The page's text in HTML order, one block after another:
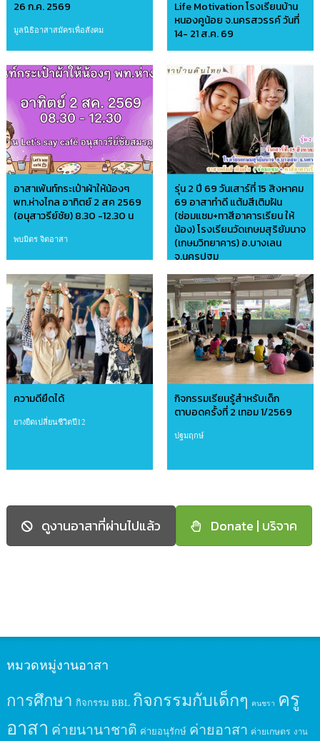
26 ก.ค. 2569
มูลนิธิอาสาสมัครเพื่อสังคม
Life Motivation โรงเรียนบ้าน
หนองคูน้อย จ.นครสวรรค์ วันที่
14- 21 ส.ค. 69
อาสาเพ้นท์กระเป๋าผ้าให้น้องๆ
พท.ห่างไกล อาทิตย์ 2 สค 2569
(อนุสาวรีย์ชัย) 8.30 -12.30 น
พบมิตร จิตอาสา
รุ่น 2 ปี 69 วันเสาร์ที่ 15 สิงหาคม
69 อาสาทำดี แต้มสีเติมฝัน
(ซ่อมแซม+ทาสีอาคารเรียน ให้
น้อง) โรงเรียนวัดเกษมสุริยัมนาจ
(เกษมวิทยาคาร) อ.บางเลน
จ.นครปฐม
อาสาบ้านดินไทย
ความดียืดได้
ยางยืดเปลี่ยนชีวิตปี12
กิจกรรมเรียนรู้สำหรับเด็ก
ตาบอดครั้งที่ 2 เทอม 1/2569
ปฐมฤกษ์
ดูงานอาสาที่ผ่านไปแล้ว Donate | บริจาค
หมวดหมู่งานอาสา
การศึกษา กิจกรรม BBL กิจกรรมกับเด็กๆ คนชรา ครู
อาสา ค่ายนานาชาติ ค่ายอนุรักษ์ ค่ายอาสา ค่ายเกษตร งาน